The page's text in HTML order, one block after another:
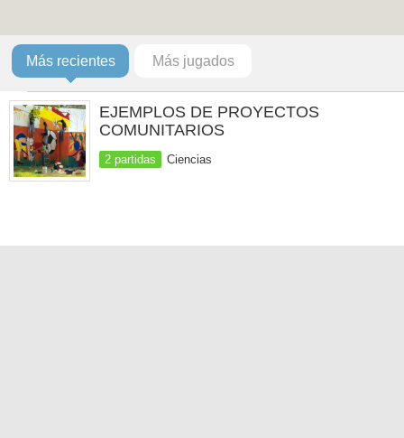
Más recientes Más jugados
EJEMPLOS DE PROYECTOS
COMUNITARIOS
2 partidas Ciencias